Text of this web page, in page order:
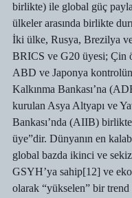
birlikte) ile global güç
ülkeler arasında birlikte
İki ülke, Rusya, Brezilya
BRICS ve G20 üyesi; Çin
ABD ve Japonya
Kalkınma Bankası’na
kurulan Asya Altyapı ve
Bankası’nda (AIIB)
üye”dir. Dünyanın en
global bazda ikinci ve
GSYH’ya sahip[12] ve
olarak “yükselen” bir